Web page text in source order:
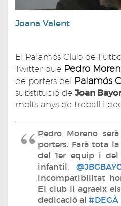
Joana Valent
El Palamós Club de
Twitter que Pedro
de porters del Palamós
substitució de Joan
molts anys de treball i
Pedro Moreno
porters. Farà tota
del 1er equip i
infantil.
incompatibilitat
El club li agraeix
dedicació al #DEGÀ